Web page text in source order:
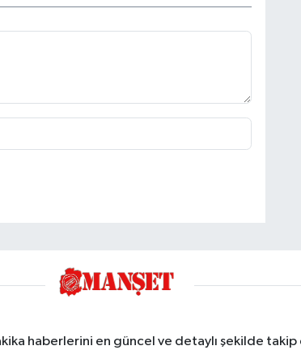
haberlerini en güncel ve detaylı şekilde